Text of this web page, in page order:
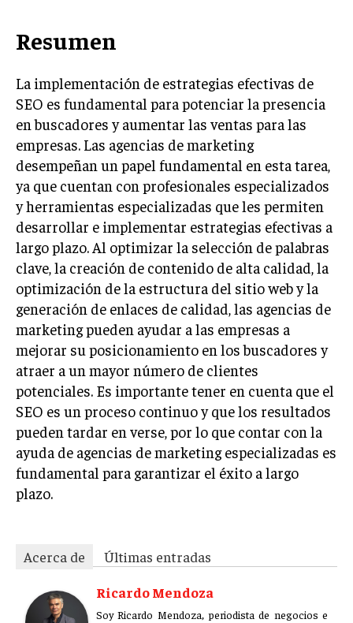
Acerca de Últimas entradas
Ricardo Mendoza
Soy Ricardo Mendoza, periodista de negocios e
innovación, con amplia trayectoria. Desde hace
más de diez años, colaboro en un reconocido
portal de noticias, abarcando desde noticias
corporativas hasta tendencias innovadoras. Creo firmemente en
el periodismo como motor de cambio, manteniendo a la
sociedad actualizada y proactiva.
Aparece en periódicos digitales y domina los buscadores,
Infórmate aquí.
Resumen
La implementación de estrategias efectivas de
SEO es fundamental para potenciar la presencia
en buscadores y aumentar las ventas para las
empresas. Las agencias de marketing
desempeñan un papel fundamental en esta tarea,
ya que cuentan con profesionales especializados
y herramientas especializadas que les permiten
desarrollar e implementar estrategias efectivas a
largo plazo. Al optimizar la selección de palabras
clave, la creación de contenido de alta calidad, la
optimización de la estructura del sitio web y la
generación de enlaces de calidad, las agencias de
marketing pueden ayudar a las empresas a
mejorar su posicionamiento en los buscadores y
atraer a un mayor número de clientes
potenciales. Es importante tener en cuenta que el
SEO es un proceso continuo y que los resultados
pueden tardar en verse, por lo que contar con la
ayuda de agencias de marketing especializadas es
fundamental para garantizar el éxito a largo
plazo.
Acerca de
Últimas entradas
Ricardo Mendoza
Soy Ricardo Mendoza, periodista de negocios e